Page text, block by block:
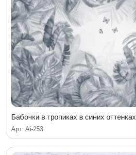
Бабочки в тропиках в синих оттенках
Арт. Ai-253